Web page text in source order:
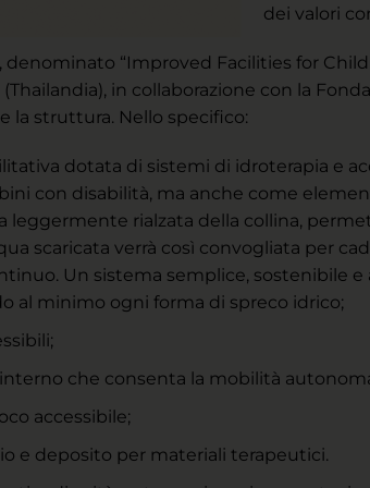
dei valori
“Improved Facilities for
in collaborazione con la
la struttura. Nello specifico:
dotata di sistemi di idroterapia e
con disabilità, ma anche come
leggermente rialzata della collina,
scaricata verrà così convogliata per
Un sistema semplice, sostenibile
al minimo ogni forma di spreco idrico;
che consenta la mobilità
accessibile;
e deposito per materiali terapeutici.